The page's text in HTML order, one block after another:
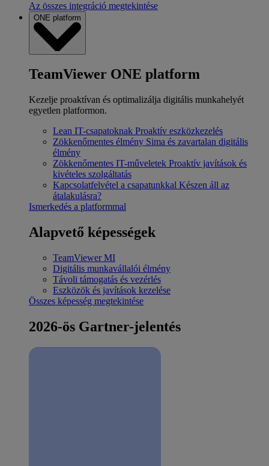
Az összes integráció megtekintése
ONE platform
TeamViewer ONE platform
Kezelje proaktívan és optimalizálja digitális munkahelyét
egyetlen platformon.
Lean IT-csapatoknak Proaktív eszközkezelés
Zökkenőmentes élmény Sima és zavartalan digitális
élmény
Zökkenőmentes IT-műveletek Proaktív javítások és
kivételes szolgáltatás
Kapcsolatfelvétel a csapatunkkal Készen áll az
átalakulásra?
Ismerkedés a platformmal
Alapvető képességek
TeamViewer MI
Digitális munkavállalói élmény
Távoli támogatás és vezérlés
Eszközök és javítások kezelése
Összes képesség megtekintése
2026-ös Gartner-jelentés